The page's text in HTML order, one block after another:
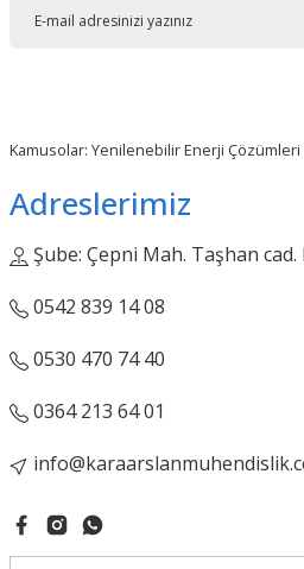
Gönder
Kamusolar: Yenilenebilir Enerji Çözümleri
Adreslerimiz
Şube: Çepni Mah. Taşhan
0542 839 14 08
0530 470 74 40
0364 213 64 01